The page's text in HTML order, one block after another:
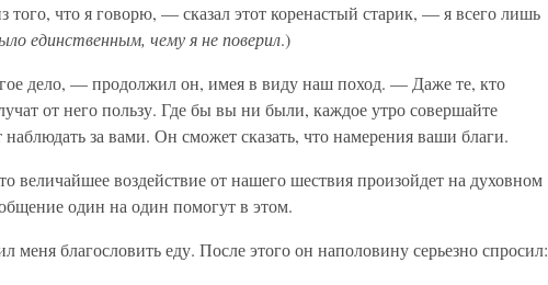
того, что я говорю, — сказал этот коренастый старик, — я всего лишь
единственным, чему я не поверил.)
дело, — продолжил он, имея в виду наш поход. — Даже те, кто
от него пользу. Где бы вы ни были, каждое утро совершайте
за вами. Он сможет сказать, что намерения ваши благи.
величайшее воздействие от нашего шествия произойдет на духовном
один на один помогут в этом.
меня благословить еду. После этого он наполовину серьезно спросил: